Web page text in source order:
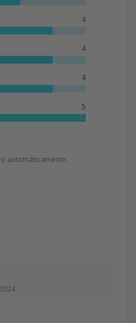
4
4
4
5
automáticamente.